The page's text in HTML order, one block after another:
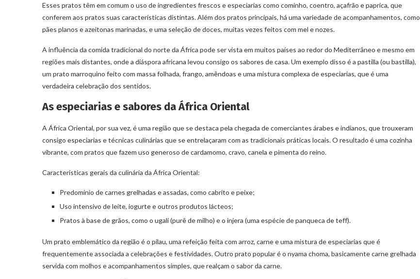
Esses pratos têm em comum o uso de ingredientes frescos e especiarias como cominho, coentro, açafrão e paprica, que
conferem aos pratos suas características distintas. Além dos pratos principais, há uma variedade de acompanhamentos, como
pães planos e azeitonas marinadas, e uma seleção de doces, muitas vezes feitos com mel e nozes.
A influência da comida tradicional do norte da África pode ser vista em muitos países ao redor do Mediterrâneo e mesmo em
regiões mais distantes, onde a diáspora africana levou consigo os sabores de casa. Um exemplo disso é a pastilla (ou bastilla),
um prato marroquino feito com massa folhada, frango, amêndoas e uma mistura complexa de especiarias, que é uma
verdadeira celebração dos sentidos.
As especiarias e sabores da África Oriental
A África Oriental, por sua vez, é uma região que se destaca pela chegada de comerciantes árabes e indianos, que trouxeram
consigo especiarias e técnicas culinárias que se entrelaçaram com as tradicionais práticas locais. O resultado é uma cozinha
vibrante, com pratos que fazem uso generoso de cardamomo, cravo, canela e pimenta do reino.
Características gerais da culinária da África Oriental:
Predomínio de carnes grelhadas e assadas, como cabrito e peixe;
Uso intensivo de leite, iogurte e outros produtos lácteos;
Pratos à base de grãos, como o ugali (purê de milho) e o injera (uma espécie de panqueca de teff).
Um prato emblemático da região é o pilau, uma refeição feita com arroz, carne e uma mistura de especiarias que é
frequentemente associada a celebrações e festividades. Outro prato popular é o nyama choma, basicamente carne grelhada
servida com molhos e acompanhamentos simples, que realçam o sabor da carne.